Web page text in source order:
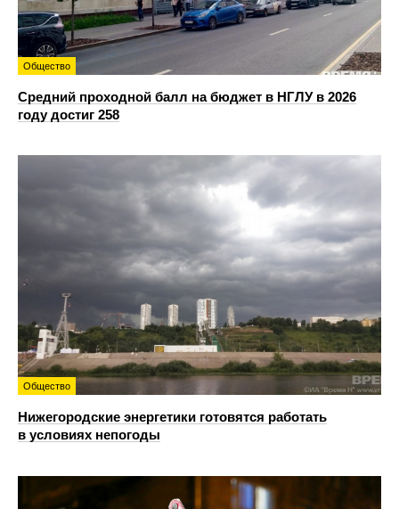
Общество
Средний проходной балл на бюджет в НГЛУ в 2026
году достиг 258
Общество
Нижегородские энергетики готовятся работать
в условиях непогоды